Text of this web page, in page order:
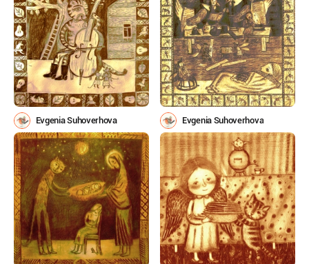
Evgenia Suhoverhova Evgenia Suhoverhova